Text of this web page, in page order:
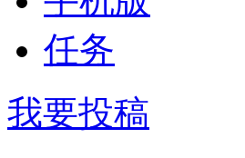
任务
我要投稿